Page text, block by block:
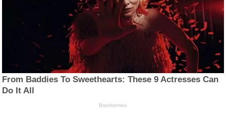
From Baddies To Sweethearts: These 9 Actresses Can
Do It All
Brainberries